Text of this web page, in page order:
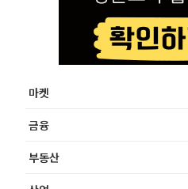
마켓
금융
부동산